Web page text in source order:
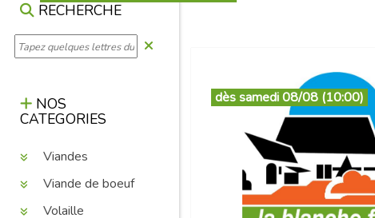
RECHERCHE
NOS
CATEGORIES
Viandes
Viande de boeuf
Volaille
dès samedi 08/08 (10:00)